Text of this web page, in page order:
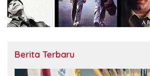
Berita Terbaru